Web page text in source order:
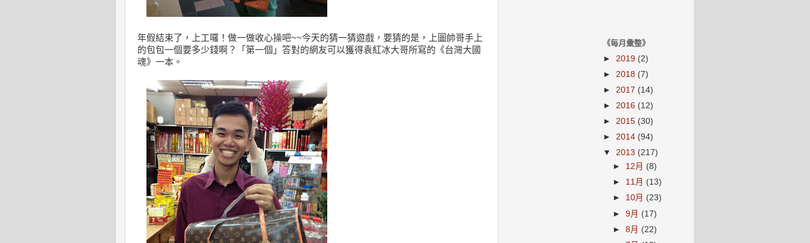
年假結束了，上工囉！做一做收心操吧~~今天的猜一猜遊戲，要猜的是，上圖帥哥手上
的包包一個要多少錢啊？「第一個」答對的網友可以獲得袁紅冰大哥所寫的《台灣大國
魂》一本。
《每月彙整》
► 2019 (2)
► 2018 (7)
► 2017 (14)
► 2016 (12)
► 2015 (30)
► 2014 (94)
▼ 2013 (217)
► 12月 (8)
► 11月 (13)
► 10月 (23)
►9月 (17)
►8月 (22)